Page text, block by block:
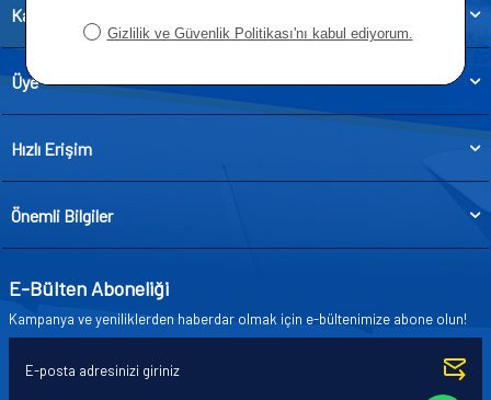
Kategoriler
Üye
Hızlı Erişim
Önemli Bilgiler
E-Bülten Aboneliği
Kampanya ve yeniliklerden haberdar olmak için e-bültenimize abone olun!